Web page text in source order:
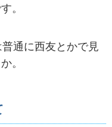
。
通に西友とかで見
。